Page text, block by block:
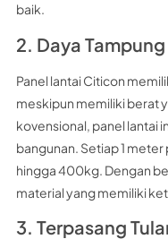
baik.
2. Daya
Panel lantai Citicon
meskipun memiliki berat
kovensional, panel lantai
bangunan. Setiap 1
hingga 400kg. Dengan
material yang memiliki
3. Terpasang